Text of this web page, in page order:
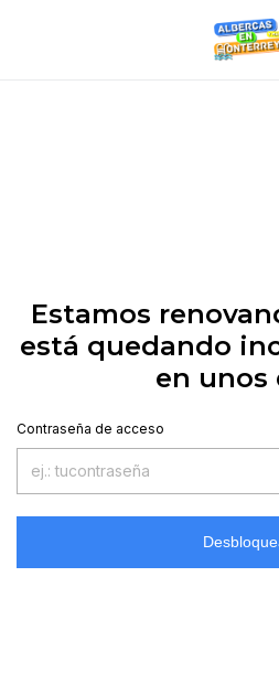
Estamos
está quedando
en unos
Contraseña de acceso